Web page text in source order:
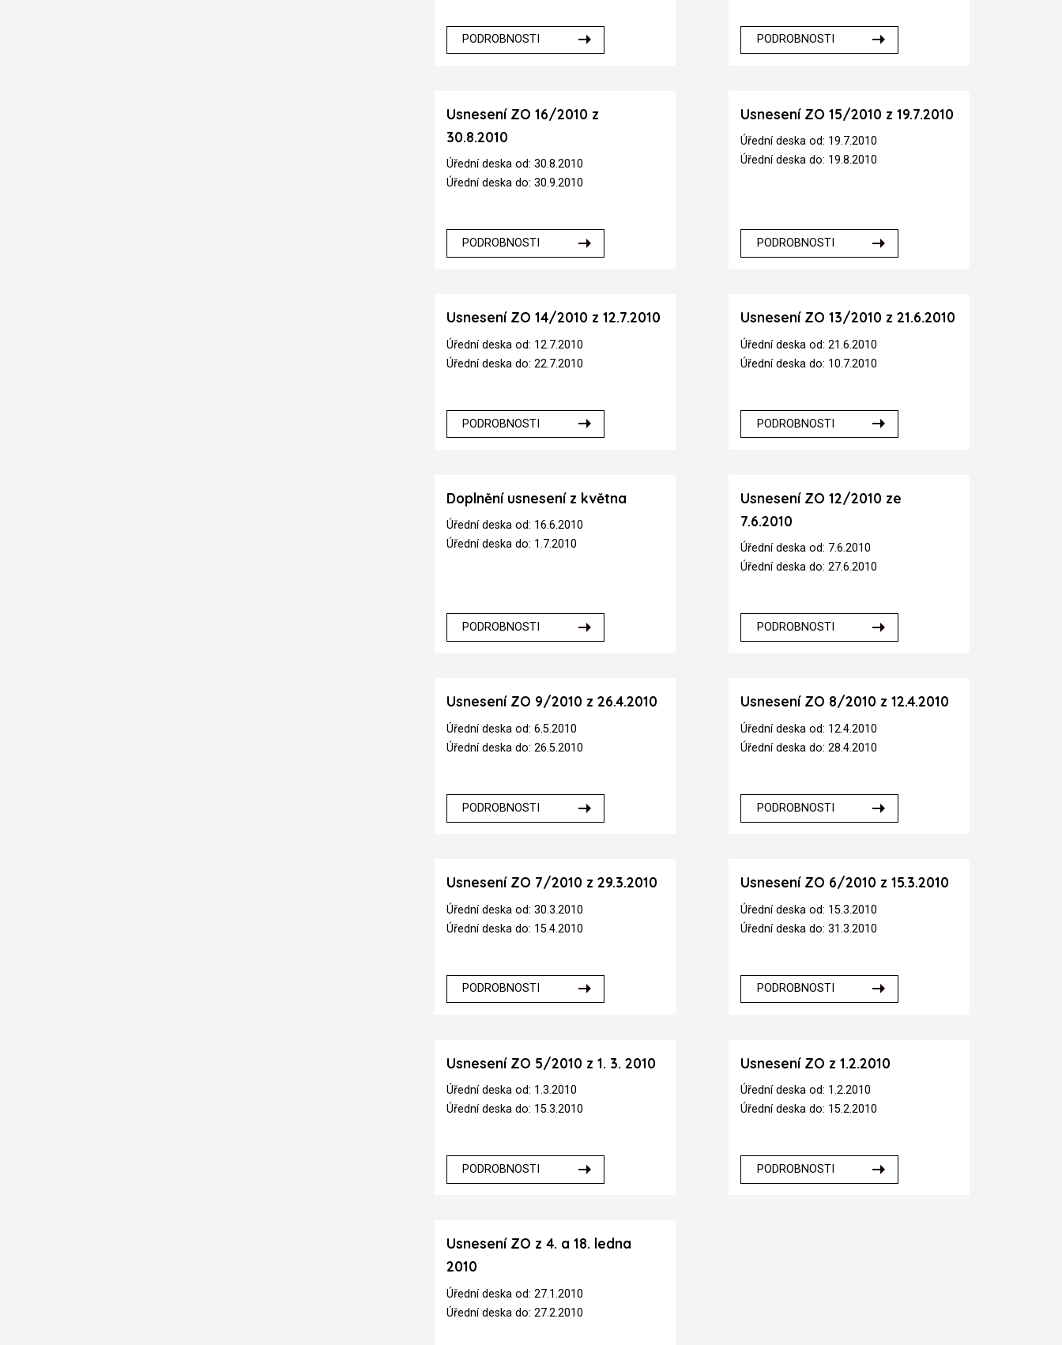
PODROBNOSTI PODROBNOSTI
Usnesení ZO 16/2010 z
30.8.2010
Úřední deska od: 30.8.2010
Úřední deska do: 30.9.2010
PODROBNOSTI
Usnesení ZO 15/2010 z 19.7.2010
Úřední deska od: 19.7.2010
Úřední deska do: 19.8.2010
PODROBNOSTI
Usnesení ZO 14/2010 z 12.7.2010
Úřední deska od: 12.7.2010
Úřední deska do: 22.7.2010
PODROBNOSTI
Usnesení ZO 13/2010 z 21.6.2010
Úřední deska od: 21.6.2010
Úřední deska do: 10.7.2010
PODROBNOSTI
Doplnění usnesení z května
Úřední deska od: 16.6.2010
Úřední deska do: 1.7.2010
PODROBNOSTI
Usnesení ZO 12/2010 ze
7.6.2010
Úřední deska od: 7.6.2010
Úřední deska do: 27.6.2010
PODROBNOSTI
Usnesení ZO 9/2010 z 26.4.2010
Úřední deska od: 6.5.2010
Úřední deska do: 26.5.2010
PODROBNOSTI
Usnesení ZO 8/2010 z 12.4.2010
Úřední deska od: 12.4.2010
Úřední deska do: 28.4.2010
PODROBNOSTI
Usnesení ZO 7/2010 z 29.3.2010
Úřední deska od: 30.3.2010
Úřední deska do: 15.4.2010
PODROBNOSTI
Usnesení ZO 6/2010 z 15.3.2010
Úřední deska od: 15.3.2010
Úřední deska do: 31.3.2010
PODROBNOSTI
Usnesení ZO 5/2010 z 1. 3. 2010
Úřední deska od: 1.3.2010
Úřední deska do: 15.3.2010
PODROBNOSTI
Usnesení ZO z 1.2.2010
Úřední deska od: 1.2.2010
Úřední deska do: 15.2.2010
PODROBNOSTI
Usnesení ZO z 4. a 18. ledna
2010
Úřední deska od: 27.1.2010
Úřední deska do: 27.2.2010